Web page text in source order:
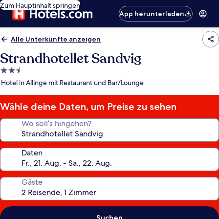
Zum Hauptinhalt springen
App herunterladen
Alle Unterkünfte anzeigen
Strandhotellet Sandvig
2.5-
Sterne-
Hotel in Allinge mit Restaurant und Bar/Lounge
Wähle deine Daten, um Preise zu sehen
Wo soll’s hingehen?
Daten
Gäste